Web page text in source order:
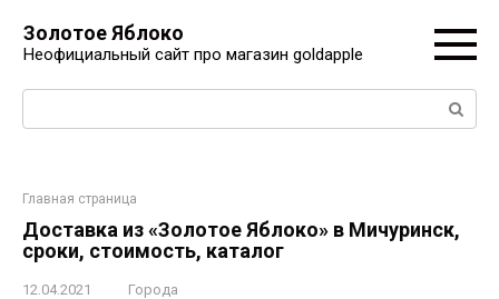
контенту
Золотое Яблоко
Неофициальный сайт про магазин goldapple
Поиск:
Главная страница
Доставка из «Золотое Яблоко» в Мичуринск,
сроки, стоимость, каталог
12.04.2021 Города